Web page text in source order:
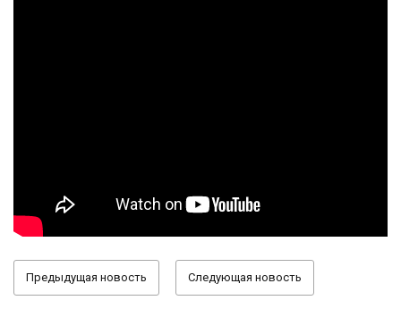
Предыдущая новость Следующая новость